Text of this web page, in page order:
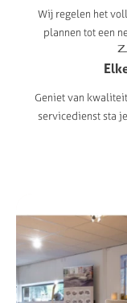
Wij regelen het
plannen tot een
Geniet van
servicedienst sta